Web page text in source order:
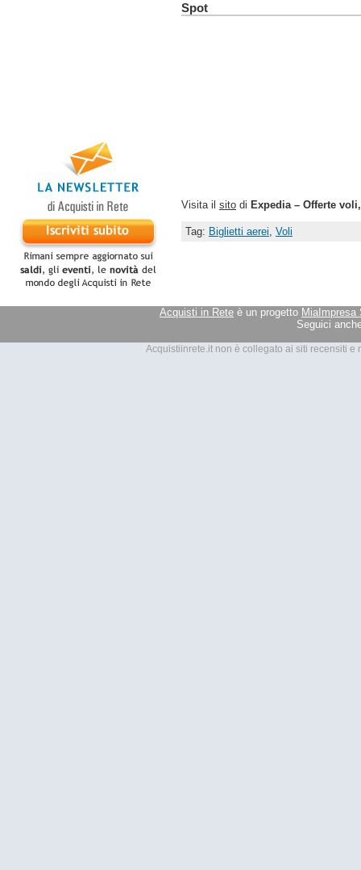
Spot
Visita il sito di Expedia – Offerte
Tag: Biglietti aerei, Voli
Acquisti in Rete è un progetto MiaImpresa
Seguici
Acquistiinrete.it non è collegato ai siti recensiti